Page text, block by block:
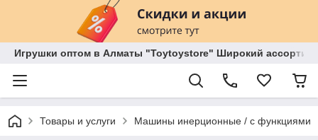
Игрушки оптом в Алматы "Toytoystore" Широкий
Товары и услуги Машины инерционные / с функциями